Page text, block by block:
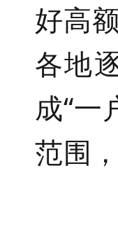
好高
各地
成“一
范围